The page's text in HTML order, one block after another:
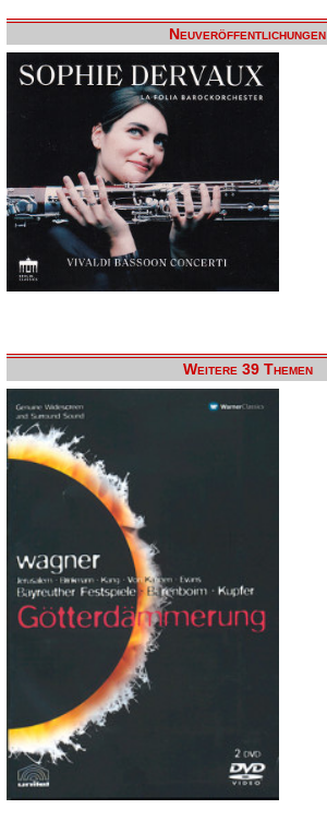
Neuveröffentlichungen
Weitere 39 Themen